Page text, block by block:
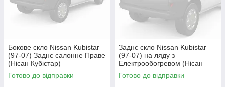
Бокове скло Nissan Kubistar
(97-07) Заднє салонне Праве
(Нісан Кубістар)
Готово до відправки
Заднє скло Nissan Kubistar
(97-07) на ляду з
Електрообогревом (Нісан
Кубістар)
Готово до відправки